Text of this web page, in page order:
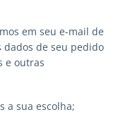
em seu e-mail de
de seu pedido
e outras
a sua escolha;